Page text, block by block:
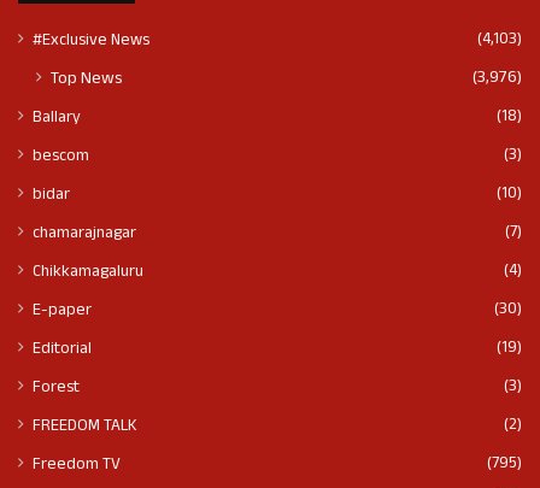
#Exclusive News (4,103)
Top News (3,976)
Ballary
(18)
bescom
(3)
bidar
(10)
chamarajnagar
(7)
Chikkamagaluru
(4)
E-paper
(30)
Editorial
(19)
Forest
(3)
FREEDOM TALK
(2)
Freedom TV
(795)